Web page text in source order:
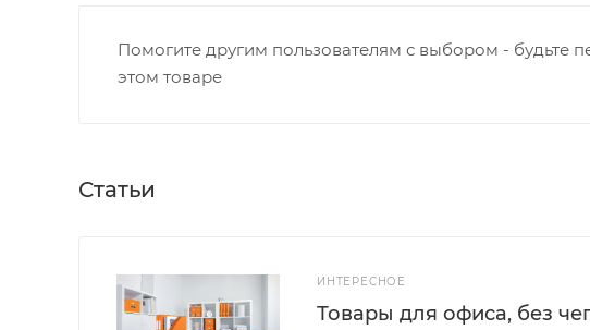
Помогите другим пользователям с выбором - будьте
этом товаре
Статьи
ИНТЕРЕСНОЕ
Товары для офиса, без